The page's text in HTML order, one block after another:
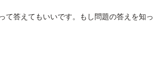
て答えてもいいです。もし問題の答えを知っ